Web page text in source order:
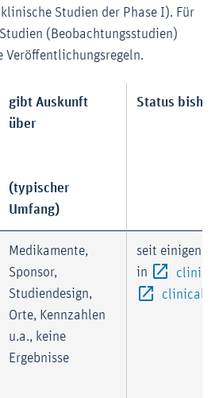
Studien der Phase I). Für
(Beobachtungsstudien)
Veröffentlichungsregeln.
gibt Auskunft
über
(typischer
Umfang)
Status bisher
Medikamente,
Sponsor,
Studiendesign,
Orte, Kennzahlen
u.a., keine
Ergebnisse
seit einigen
in